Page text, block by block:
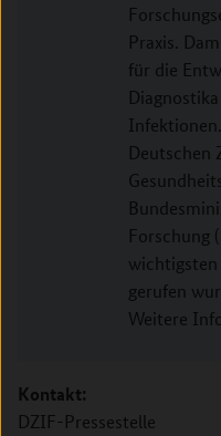
Praxis.
für die
Deutschen
Forschung
wichtigsten
gerufen
Weitere
Kontakt:
DZIF-Pressestelle